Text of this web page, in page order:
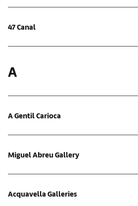
47 Canal
A
A Gentil Carioca
Miguel Abreu Gallery
Acquavella Galleries